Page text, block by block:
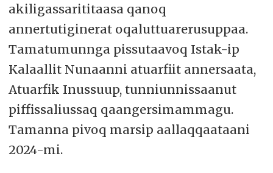
akiligassarititaasa qanoq
annertutiginerat oqaluttuarerusuppaa.
Tamatumunnga pissutaavoq Istak-ip
Kalaallit Nunaanni atuarfiit annersaata,
Atuarfik Inussuup, tunniunnissaanut
piffissaliussaq qaangersimammagu.
Tamanna pivoq marsip aallaqqaataani
2024-mi.